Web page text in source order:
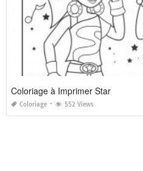
Coloriage à Imprimer Star
Coloriage 552 Views